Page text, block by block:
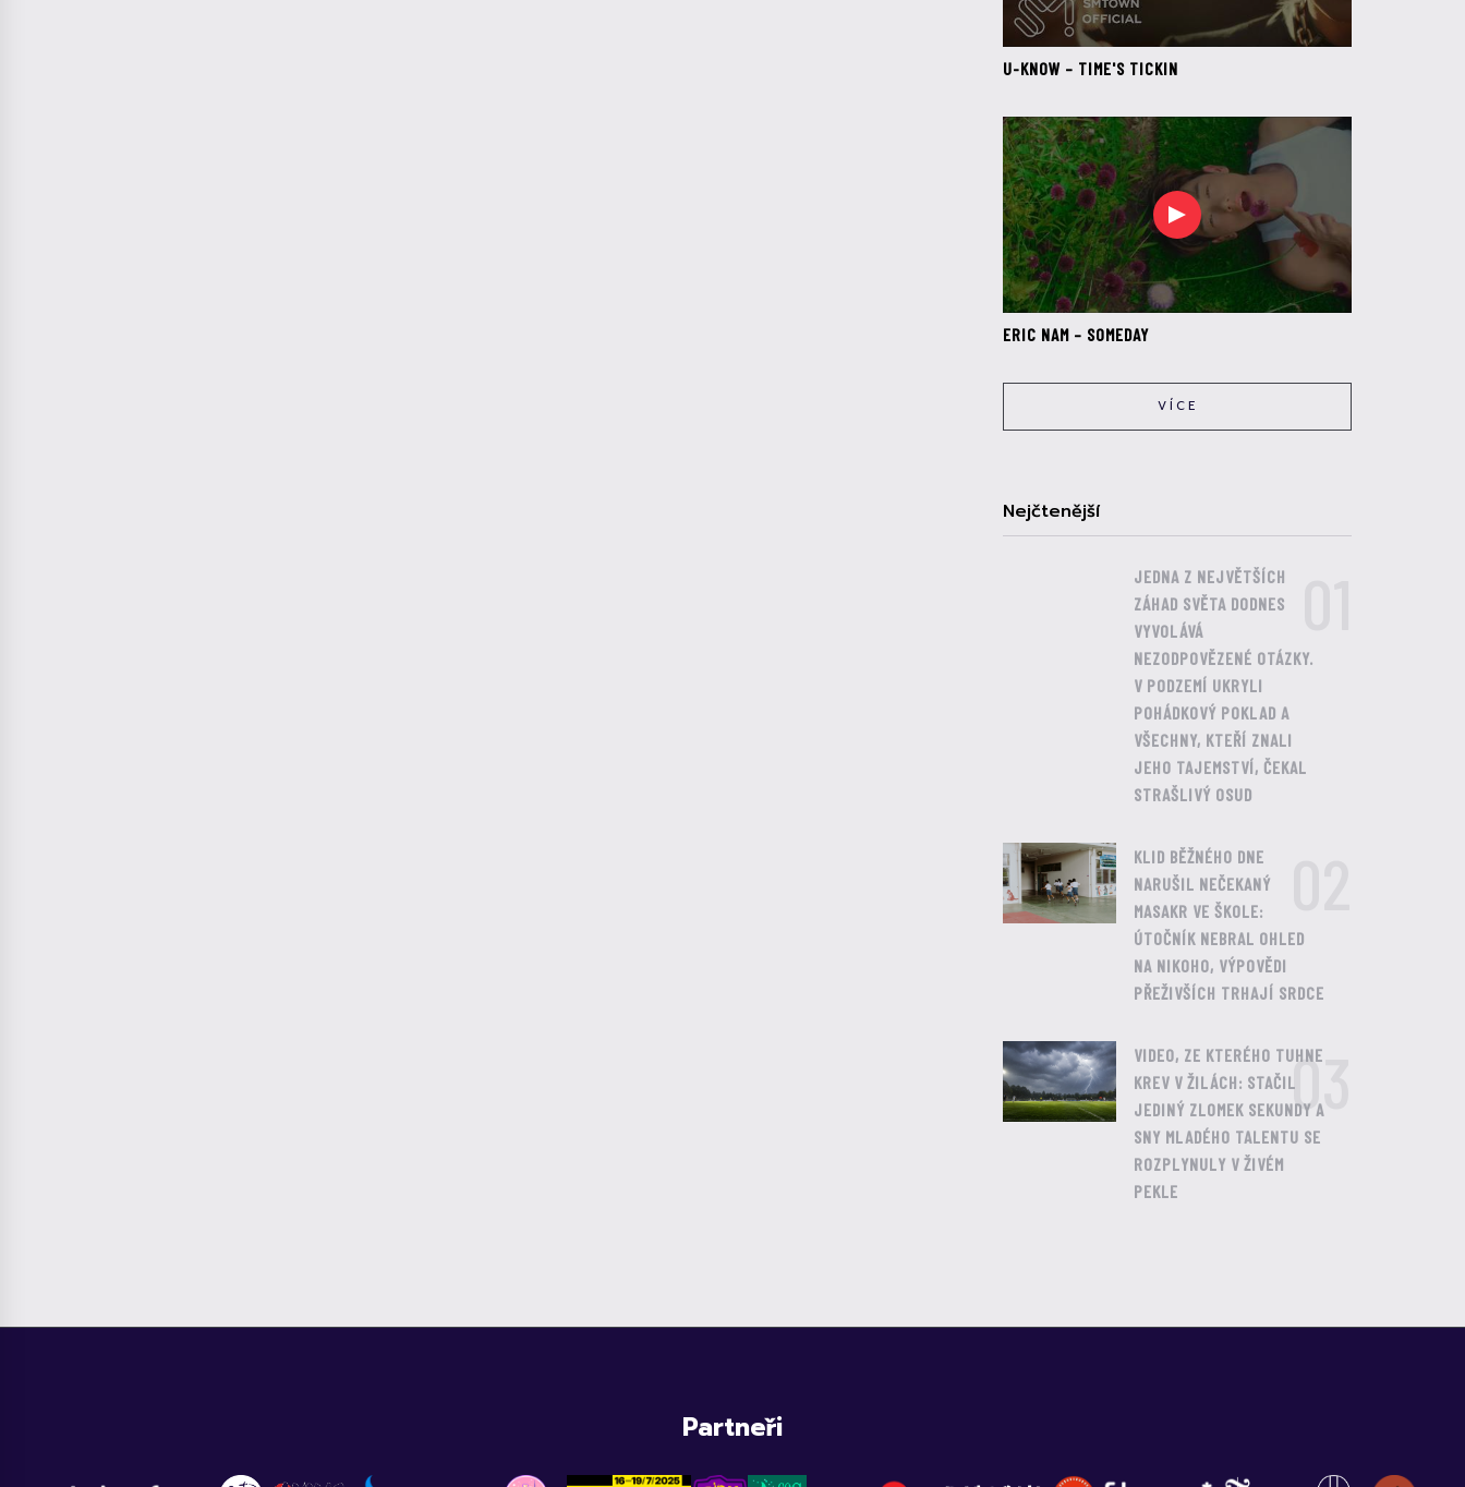
U-KNOW – TIME'S TICKIN
ERIC NAM – SOMEDAY
VÍCE
Nejčtenější
JEDNA Z NEJVĚTŠÍCH
ZÁHAD SVĚTA DODNES
VYVOLÁVÁ
NEZODPOVĚZENÉ OTÁZKY.
V PODZEMÍ UKRYLI
POHÁDKOVÝ POKLAD A
VŠECHNY, KTEŘÍ ZNALI
JEHO TAJEMSTVÍ, ČEKAL
STRAŠLIVÝ OSUD
KLID BĚŽNÉHO DNE
NARUŠIL NEČEKANÝ
MASAKR VE ŠKOLE:
ÚTOČNÍK NEBRAL OHLED
NA NIKOHO, VÝPOVĚDI
PŘEŽIVŠÍCH TRHAJÍ SRDCE
VIDEO, ZE KTERÉHO TUHNE
KREV V ŽILÁCH: STAČIL
JEDINÝ ZLOMEK SEKUNDY A
SNY MLADÉHO TALENTU SE
ROZPLYNULY V ŽIVÉM
PEKLE
03
Partneři